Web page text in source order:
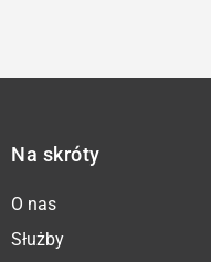
Na skróty
O nas
Służby